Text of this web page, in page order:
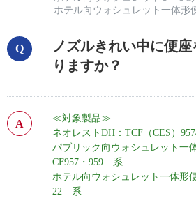
ホテル向ウォシュレット一体形
ノズルきれい中に便
りますか？
≪対象製品≫
ネオレストDH：TCF（CES）
パブリック向ウォシュレット一
CF957・959 系
ホテル向ウォシュレット一体形
22 系